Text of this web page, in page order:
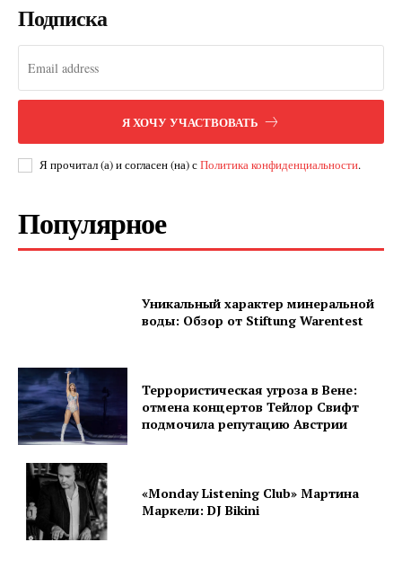
Подписка
Я ХОЧУ УЧАСТВОВАТЬ
Я прочитал (а) и согласен (на) сПолитика конфиденциальности.
Популярное
Уникальный характер минеральной
воды: Обзор от Stiftung Warentest
Террористическая угроза в Вене:
отмена концертов Тейлор Свифт
подмочила репутацию Австрии
«Monday Listening Club» Мартина
Маркели: DJ Bikini